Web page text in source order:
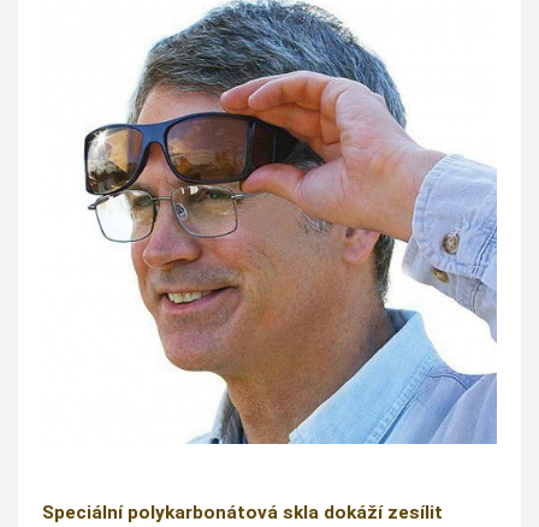
Speciální polykarbonátová skla dokáží zesílit